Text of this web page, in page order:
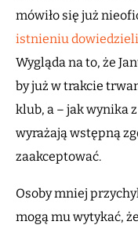
mówiło się już
istnieniu
Wygląda na to, że
by już w trakcie
klub, a – jak wynika
wyrażają wstępną
zaakceptować.
Osoby mniej
mogą mu wytykać,